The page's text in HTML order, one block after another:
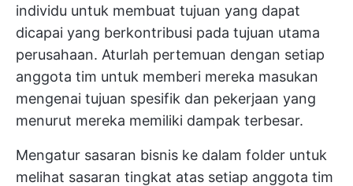
individu untuk membuat tujuan yang dapat
dicapai yang berkontribusi pada tujuan utama
perusahaan. Aturlah pertemuan dengan setiap
anggota tim untuk memberi mereka masukan
mengenai tujuan spesifik dan pekerjaan yang
menurut mereka memiliki dampak terbesar.
Mengatur sasaran bisnis ke dalam folder untuk
melihat sasaran tingkat atas setiap anggota tim